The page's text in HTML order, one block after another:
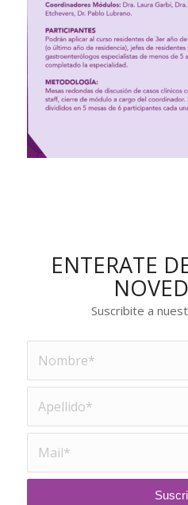
ENTERATE
Suscribite a